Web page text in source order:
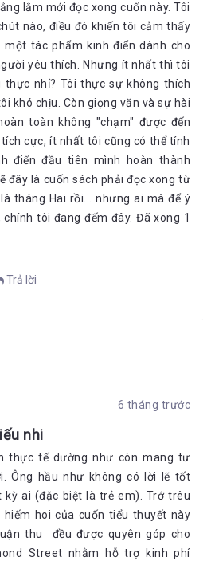
lắm mới đọc xong cuốn này. Tôi
nào, điều đó khiến tôi cảm thấy
tác phẩm kinh điển dành cho
yêu thích. Nhưng ít nhất thì tôi
nhỉ? Tôi thực sự không thích
khó chịu. Còn giọng văn và sự hài
toàn không "chạm" được đến
cực, ít nhất tôi cũng có thể tính
điển đầu tiên mình hoàn thành
đây là cuốn sách phải đọc xong từ
tháng Hai rồi... nhưng ai mà để ý
chính tôi đang đếm đây. Đã xong 1
Trả lời
6 tháng trước
nhi
thực tế dường như còn mang tư
Ông hầu như không có lời lẽ tốt
kỳ ai (đặc biệt là trẻ em). Trớ trêu
hiếm hoi của cuốn tiểu thuyết này
thu đều được quyên góp cho
Street nhằm hỗ trợ kinh phí